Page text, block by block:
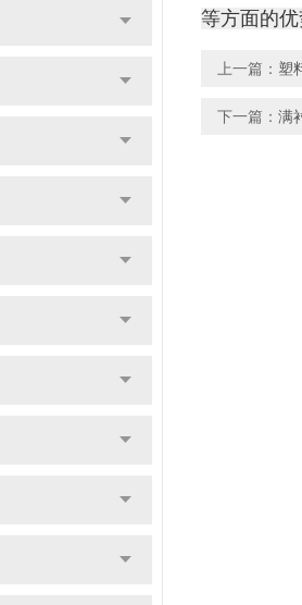
等方面的
上一篇： 塑
下一篇： 满